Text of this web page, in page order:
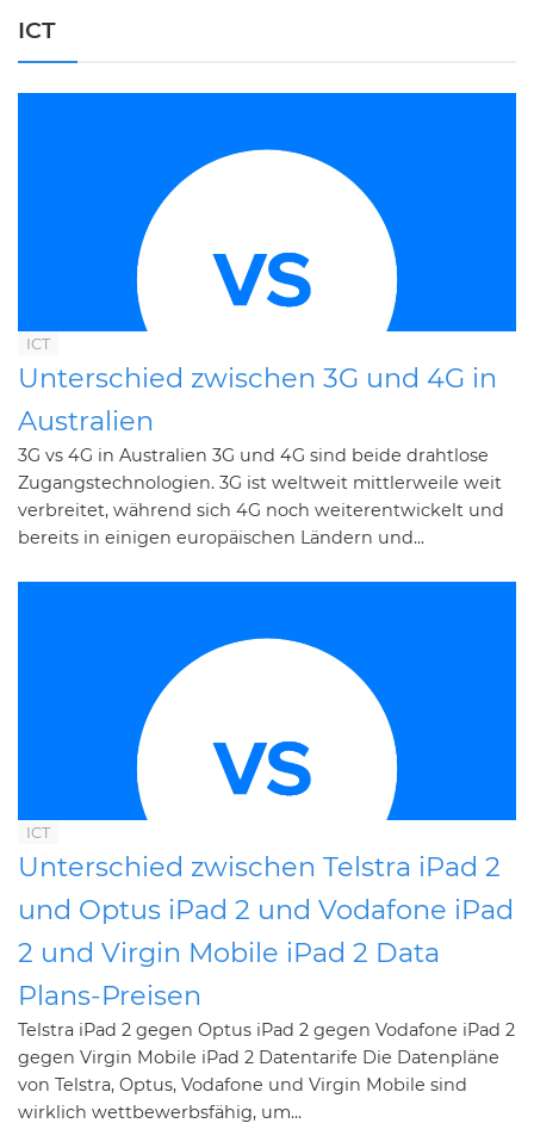
ICT
ICT
Unterschied zwischen 3G und 4G in
Australien
3G vs 4G in Australien 3G und 4G sind beide drahtlose
Zugangstechnologien. 3G ist weltweit mittlerweile weit
verbreitet, während sich 4G noch weiterentwickelt und
bereits in einigen europäischen Ländern und...
ICT
Unterschied zwischen Telstra iPad 2
und Optus iPad 2 und Vodafone iPad
2 und Virgin Mobile iPad 2 Data
Plans-Preisen
Telstra iPad 2 gegen Optus iPad 2 gegen Vodafone iPad 2
gegen Virgin Mobile iPad 2 Datentarife Die Datenpläne
von Telstra, Optus, Vodafone und Virgin Mobile sind
wirklich wettbewerbsfähig, um...